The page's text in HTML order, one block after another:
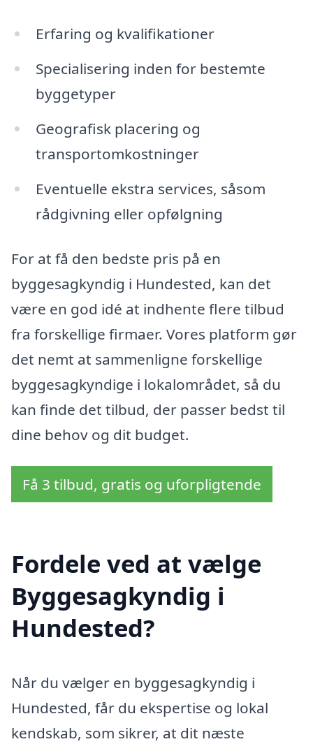
Erfaring og kvalifikationer
Specialisering inden for bestemte
byggetyper
Geografisk placering og
transportomkostninger
Eventuelle ekstra services, såsom
rådgivning eller opfølgning
For at få den bedste pris på en
byggesagkyndig i Hundested, kan det
være en god idé at indhente flere tilbud
fra forskellige firmaer. Vores platform gør
det nemt at sammenligne forskellige
byggesagkyndige i lokalområdet, så du
kan finde det tilbud, der passer bedst til
dine behov og dit budget.
Få 3 tilbud, gratis og uforpligtende
Fordele ved at vælge
Byggesagkyndig i
Hundested?
Når du vælger en byggesagkyndig i
Hundested, får du ekspertise og lokal
kendskab, som sikrer, at dit næste